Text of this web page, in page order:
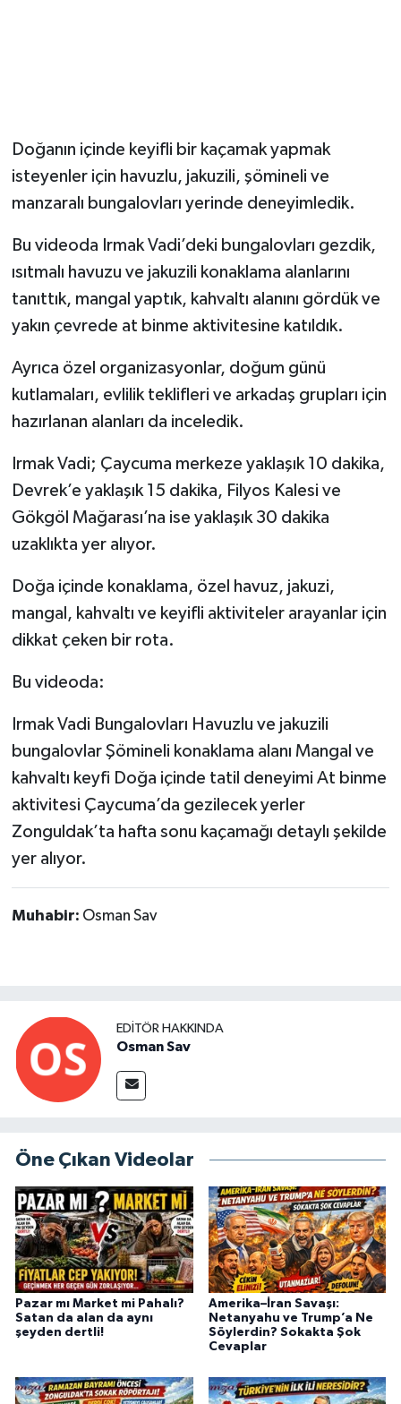
Doğanın içinde keyifli bir kaçamak yapmak
isteyenler için havuzlu, jakuzili, şömineli ve
manzaralı bungalovları yerinde deneyimledik.
Bu videoda Irmak Vadi’deki bungalovları gezdik,
ısıtmalı havuzu ve jakuzili konaklama alanlarını
tanıttık, mangal yaptık, kahvaltı alanını gördük ve
yakın çevrede at binme aktivitesine katıldık.
Ayrıca özel organizasyonlar, doğum günü
kutlamaları, evlilik teklifleri ve arkadaş grupları için
hazırlanan alanları da inceledik.
Irmak Vadi; Çaycuma merkeze yaklaşık 10 dakika,
Devrek’e yaklaşık 15 dakika, Filyos Kalesi ve
Gökgöl Mağarası’na ise yaklaşık 30 dakika
uzaklıkta yer alıyor.
Doğa içinde konaklama, özel havuz, jakuzi,
mangal, kahvaltı ve keyifli aktiviteler arayanlar için
dikkat çeken bir rota.
Bu videoda:
Irmak Vadi Bungalovları Havuzlu ve jakuzili
bungalovlar Şömineli konaklama alanı Mangal ve
kahvaltı keyfi Doğa içinde tatil deneyimi At binme
aktivitesi Çaycuma’da gezilecek yerler
Zonguldak’ta hafta sonu kaçamağı detaylı şekilde
yer alıyor.
Muhabir: Osman Sav
EDITÖR HAKKINDA
Osman Sav
Öne Çıkan Videolar
Pazar mı Market mi Pahalı?
Satan da alan da aynı
şeyden dertli!
Amerika–İran Savaşı:
Netanyahu ve Trump’a Ne
Söylerdin? Sokakta Şok
Cevaplar